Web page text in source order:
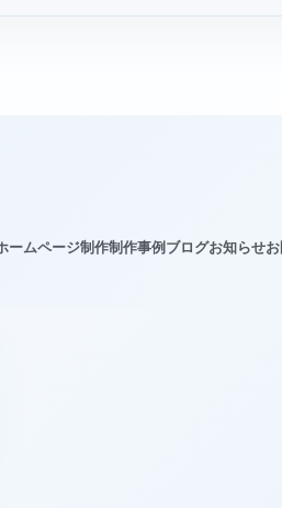
ームページ制作制作事例ブログお知らせ